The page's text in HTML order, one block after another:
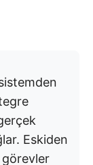
Eskiden
görevler